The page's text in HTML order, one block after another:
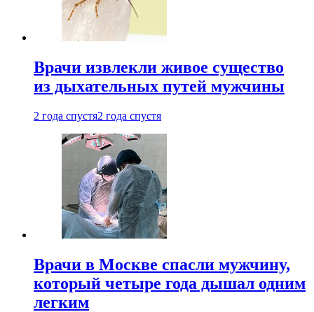
Врачи извлекли живое существо
из дыхательных путей мужчины
2 года спустя2 года спустя
Врачи в Москве спасли мужчину,
который четыре года дышал одним
легким